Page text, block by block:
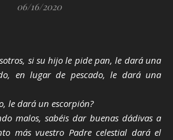
06/16/2020
si su hijo le pide pan, le dará una
en lugar de pescado, le dará una
le dará un escorpión?
malos, sabéis dar buenas dádivas a
más vuestro Padre celestial dará el